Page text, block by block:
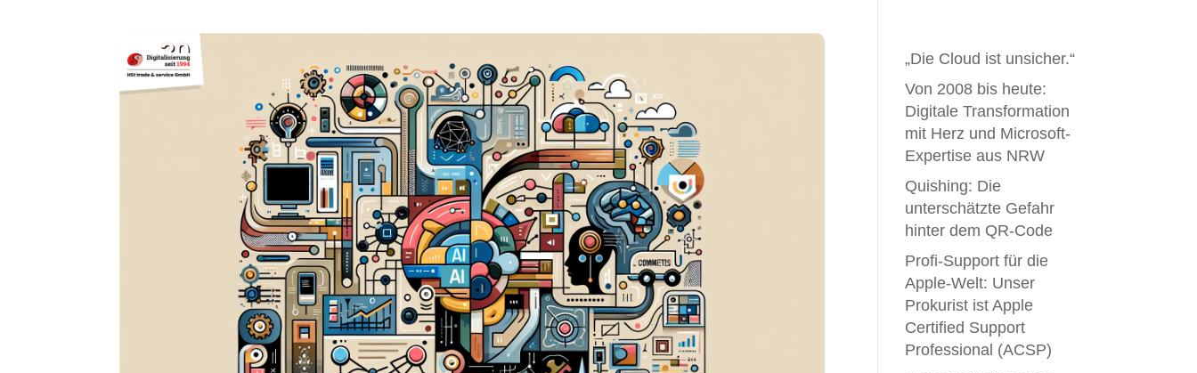
„Die Cloud ist unsicher.“
Von 2008 bis heute:
Digitale Transformation
mit Herz und Microsoft-
Expertise aus NRW
Quishing: Die
unterschätzte Gefahr
hinter dem QR-Code
Profi-Support für die
Apple-Welt: Unser
Prokurist ist Apple
Certified Support
Professional (ACSP)